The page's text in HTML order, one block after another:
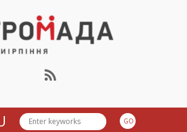
Приірпіння